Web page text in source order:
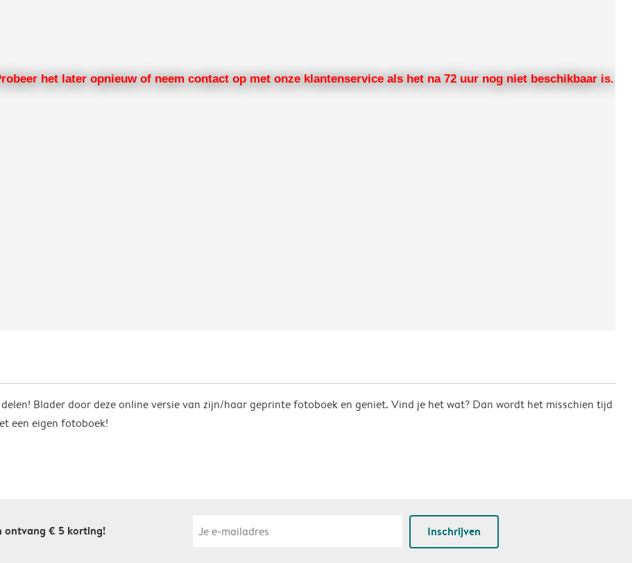
Blader door deze online versie van zijn/haar geprinte fotoboek en geniet. Vind je het wat? Dan wordt het misschien tijd
een eigen fotoboek!
ontvang € 5 korting! Inschrijven